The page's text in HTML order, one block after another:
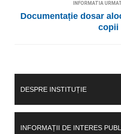
INFORMATIA
Documentație dosar
copii
DESPRE INSTITUȚIE
INFORMAȚII DE INTERES